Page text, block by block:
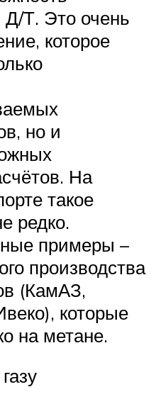
Д/Т. Это очень
которое
но и
На
такое
редко.
примеры –
производства
(КамАЗ,
которые
на метане.